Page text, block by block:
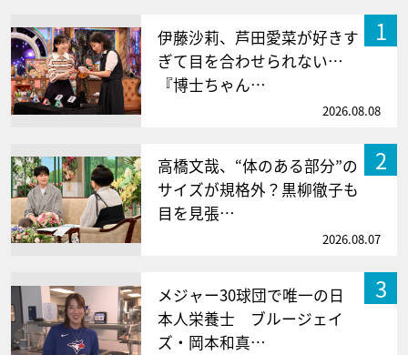
1
伊藤沙莉、芦田愛菜が好きす
ぎて目を合わせられない…
『博士ちゃん…
2026.08.08
2
高橋文哉、“体のある部分”の
サイズが規格外？黒柳徹子も
目を見張…
2026.08.07
3
メジャー30球団で唯一の日
本人栄養士 ブルージェイ
ズ・岡本和真…